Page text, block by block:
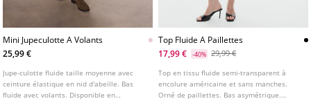
Mini Jupeculotte A Volants
25,99 €
Jupe-culotte fluide taille moyenne avec
ceinture élastique en nid d'abeille. Bas
fluide avec volants. Disponible en
Top Fluide A Paillettes
17,99 €
-40% 29,99 €
Top en tissu fluide semi-transparent à
encolure américaine et sans manches.
Orné de paillettes. Bas asymétrique.